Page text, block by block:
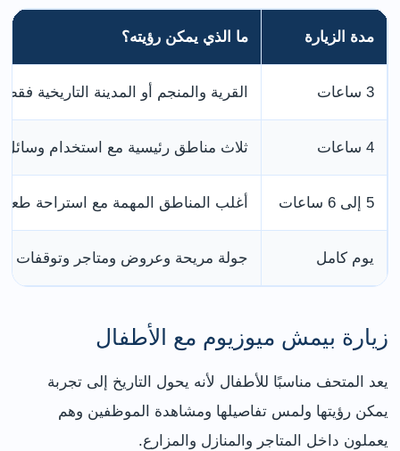
مدة الزيارة ما الذي يمكن رؤيته؟
3 ساعات القرية والمنجم أو المدينة التاريخية فقط
4 ساعات ثلاث مناطق رئيسية مع استخدام وسائل
5 إلى 6 ساعات أغلب المناطق المهمة مع استراحة
يوم كامل جولة مريحة وعروض ومتاجر وتوقفات
زيارة بيمش ميوزيوم مع الأطفال
يعد المتحف مناسبًا للأطفال لأنه يحول التاريخ إلى تجربة
يمكن رؤيتها ولمس تفاصيلها ومشاهدة الموظفين وهم
يعملون داخل المتاجر والمنازل والمزارع.